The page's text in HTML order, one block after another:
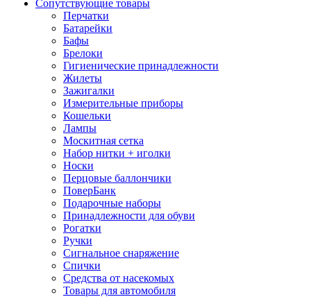
Сопутствующие товары
Перчатки
Батарейки
Бафы
Брелоки
Гигиенические принадлежности
Жилеты
Зажигалки
Измерительные приборы
Кошельки
Лампы
Москитная сетка
Набор нитки + иголки
Носки
Перцовые баллончики
ПоверБанк
Подарочные наборы
Принадлежности для обуви
Рогатки
Ручки
Сигнальное снаряжение
Спички
Средства от насекомых
Товары для автомобиля